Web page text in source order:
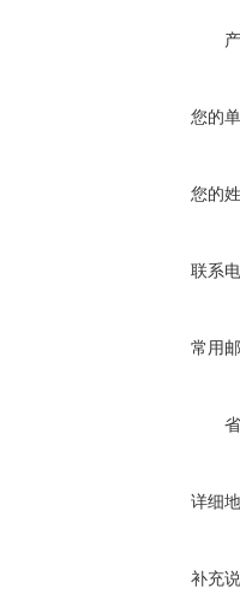
您的
您的
联系
常用
详细
补充